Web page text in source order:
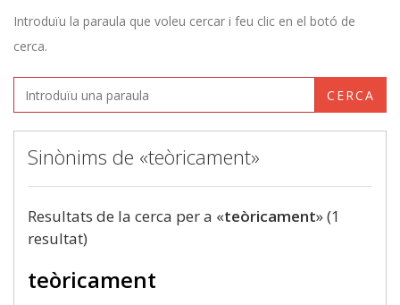
Introduïu la paraula que voleu cercar i feu clic en el botó de
cerca.
CERCA
Sinònims de «teòricament»
Resultats de la cerca per a «teòricament» (1
resultat)
teòricament